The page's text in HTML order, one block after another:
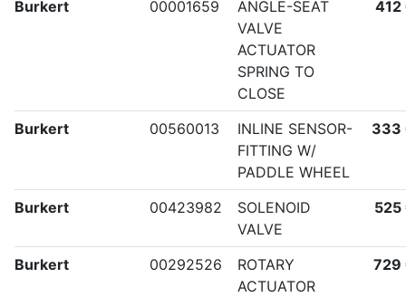
Burkert 00001659
ANGLE-SEAT
VALVE
ACTUATOR
SPRING TO
CLOSE
412
Burkert 00560013
INLINE SENSOR-
FITTING W/
PADDLE WHEEL
333
Burkert 00423982
SOLENOID
VALVE
525
Burkert 00292526
ROTARY
ACTUATOR
729